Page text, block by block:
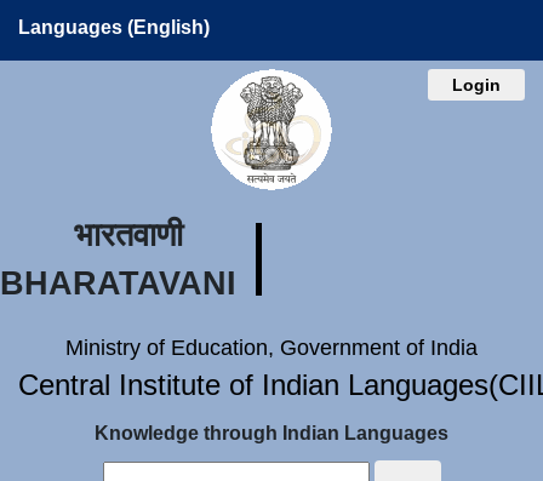
Languages (English)
Login
भारतवाणी
BHARATAVANI
Ministry of Education, Government of India
Central Institute of Indian
Knowledge through Indian Languages